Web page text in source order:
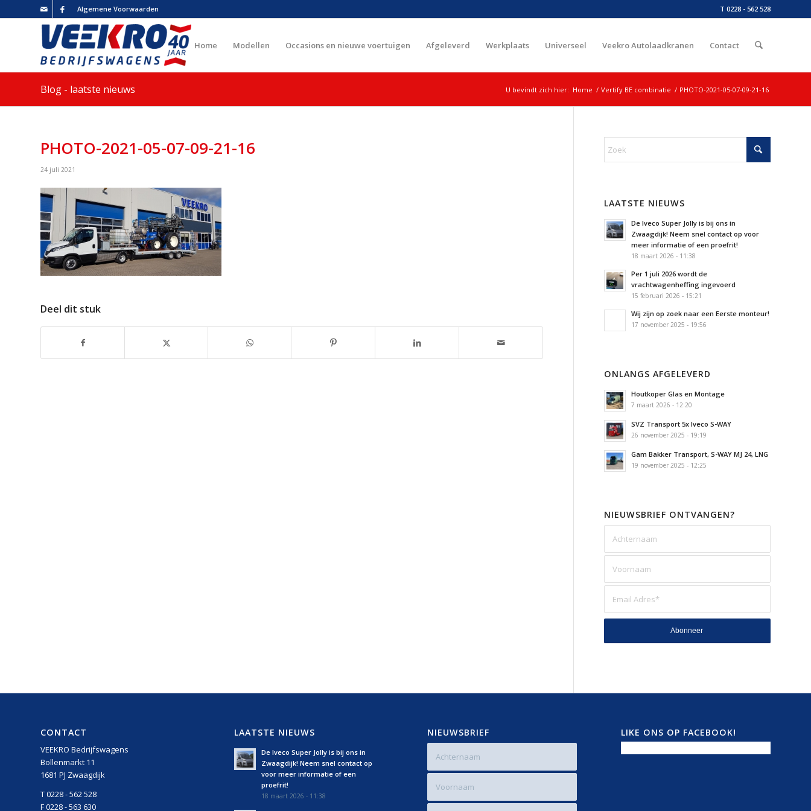
Algemene Voorwaarden T 0228 - 562 528
Home Modellen Occasions en nieuwe voertuigen Afgeleverd Werkplaats Universeel Veekro Autolaadkranen Contact
Blog - laatste nieuws U bevindt zich hier: Home / Vertify BE combinatie / PHOTO-2021-05-07-09-21-16
PHOTO-2021-05-07-09-21-16
24 juli 2021
Deel dit stuk
LAATSTE NIEUWS
De Iveco Super Jolly is bij ons in
Zwaagdijk! Neem snel contact op voor
meer informatie of een proefrit!
18 maart 2026 - 11:38
Per 1 juli 2026 wordt de
vrachtwagenheffing ingevoerd
15 februari 2026 - 15:21
Wij zijn op zoek naar een Eerste monteur!
17 november 2025 - 19:56
ONLANGS AFGELEVERD
Houtkoper Glas en Montage
7 maart 2026 - 12:20
SVZ Transport 5x Iveco S-WAY
26 november 2025 - 19:19
Gam Bakker Transport, S-WAY MJ 24, LNG
19 november 2025 - 12:25
NIEUWSBRIEF ONTVANGEN?
CONTACT
VEEKRO Bedrijfswagens
Bollenmarkt 11
1681 PJ Zwaagdijk
T 0228 - 562 528
F 0228 - 563 630
LAATSTE NIEUWS
De Iveco Super Jolly is bij ons in
Zwaagdijk! Neem snel contact op
voor meer informatie of een
proefrit!
18 maart 2026 - 11:38
NIEUWSBRIEF LIKE ONS OP FACEBOOK!